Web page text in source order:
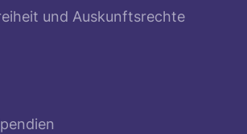
und Auskunftsrechte